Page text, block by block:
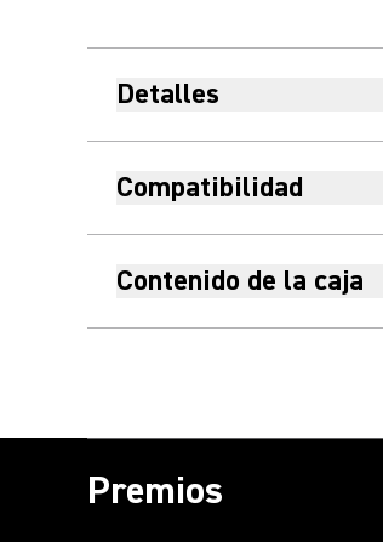
Detalles
Compatibilidad
Contenido de la caja
Premios